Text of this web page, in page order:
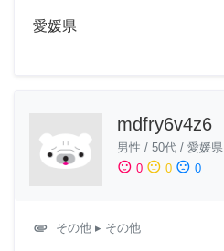
愛媛県
mdfry6v4z6
男性 / 50代 / 愛媛県
sentiment_satisfied 0 sentiment_neutral 0 sentiment_dissatisfied 0
attachment その他 ▸ その他